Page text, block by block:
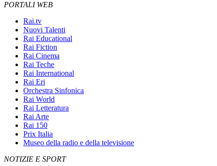
PORTALI WEB
Rai.tv
Nuovi Talenti
Rai Educational
Rai Fiction
Rai Cinema
Rai Teche
Rai International
Rai Eri
Orchestra Sinfonica
Rai World
Rai Letteratura
Rai Arte
Rai 150
Prix Italia
Museo della radio e della televisione
NOTIZIE E SPORT